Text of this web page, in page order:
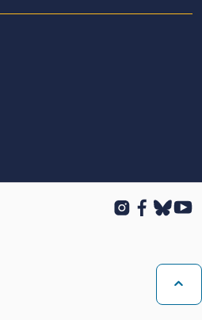
Instagram
Facebook
回